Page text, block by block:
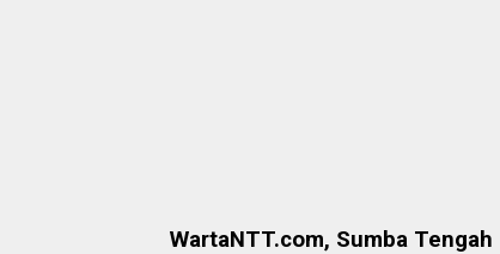
WartaNTT.com, Sumba Tengah